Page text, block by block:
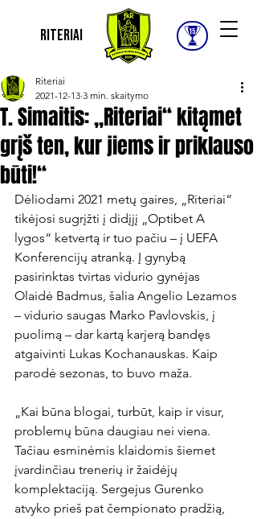
Riteriai
T. Simaitis: „Riteriai“ kitąmet
grįš ten, kur jiems ir priklauso
būti!“
Riteriai
2021-12-13 3 min. skaitymo
Dėliodami 2021 metų gaires, „Riteriai“
tikėjosi sugrįžti į didįjį „Optibet A
lygos“ ketvertą ir tuo pačiu – į UEFA
Konferencijų atranką. Į gynybą
pasirinktas tvirtas vidurio gynėjas
Olaidė Badmus, šalia Angelio Lezamos
– vidurio saugas Marko Pavlovskis, į
puolimą – dar kartą karjerą bandęs
atgaivinti Lukas Kochanauskas. Kaip
parodė sezonas, to buvo maža.
„Kai būna blogai, turbūt, kaip ir visur,
problemų būna daugiau nei viena.
Tačiau esminėmis klaidomis šiemet
įvardinčiau trenerių ir žaidėjų
komplektaciją. Sergejus Gurenko
atvyko prieš pat čempionato pradžią,